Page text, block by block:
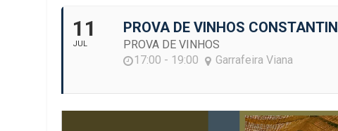
11
JUL
PROVA DE VINHOS
PROVA DE VINHOS
17:00 - 19:00
Garrafeira Viana